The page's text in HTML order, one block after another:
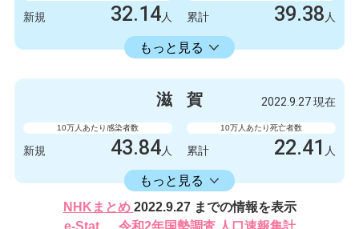
新規 32.14人 累計 39.38 人
もっと見る
16582.30人
426人 新規
219788 522
滋 賀 2022.9.27 現在
10万人あたり感染者数
新規 43.84 人
10万人あたり死亡者数
累計 22.41 人
もっと見る
16406.17人
感染者数
620人
死亡者数
新規
NHKまとめ 2022.9.27 までの情報を表示
e-Stat
令和2年国勢調査 人口速報集計